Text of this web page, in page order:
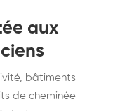
aux
bâtiments
de cheminée